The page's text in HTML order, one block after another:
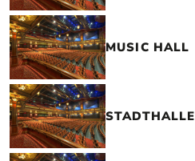
MUSIC HALL
STADTHALLE